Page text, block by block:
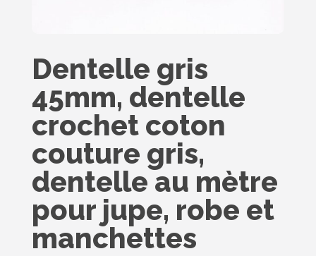
Dentelle gris
45mm, dentelle
crochet coton
couture gris,
dentelle au mètre
pour jupe, robe et
manchettes